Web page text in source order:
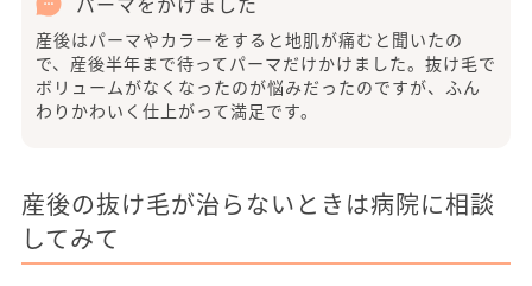
産後はパーマやカラーをすると地肌が痛むと聞いたの
で、産後半年まで待ってパーマだけかけました。抜け毛で
ボリュームがなくなったのが悩みだったのですが、ふん
わりかわいく仕上がって満足です。
産後の抜け毛が治らないときは病院に相談
してみて